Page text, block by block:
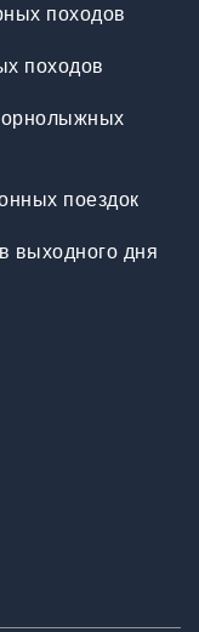
походов
походов
поездок
выходного дня